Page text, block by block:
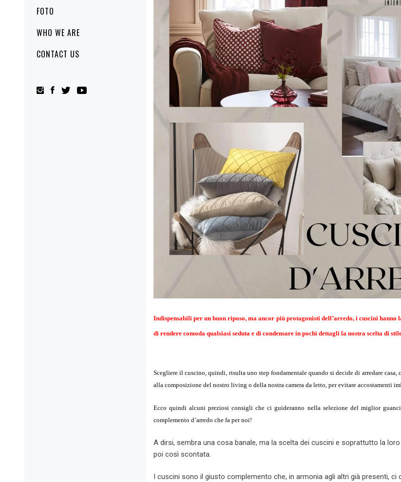
FOTO
WHO WE ARE
CONTACT US
Indispensabili per un buon riposo, ma ancor più protagonisti dell’arredo, i cuscini
di rendere comoda qualsiasi seduta e di condensare in pochi dettagli la nostra scelta di
Scegliere il cuscino, quindi, risulta uno step fondamentale quando si decide di arredare casa,
alla composizione del nostro living o della nostra camera da letto, per evitare accostamenti
Ecco quindi alcuni preziosi consigli che ci guideranno nella selezione del miglior
complemento d’arredo che fa per noi!
A dirsi, sembra una cosa banale, ma la scelta dei cuscini e soprattutto la
poi così scontata.
I cuscini sono il giusto complemento che, in armonia agli altri già presenti, ci